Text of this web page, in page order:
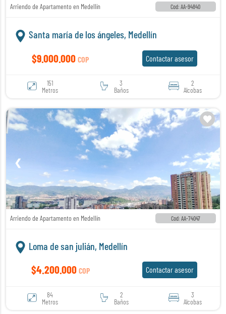
Arriendo de Apartamento en Medellín Cod: AA-94840
Santa maría de los ángeles, Medellín
$9.000.000 COP Contactar asesor
151
Metros
3
Baños
2
Alcobas
❮ ❯
Arriendo de Apartamento en Medellín Cod: AA-74047
Loma de san julián, Medellín
$4.200.000 COP Contactar asesor
84
Metros
2
Baños
3
Alcobas